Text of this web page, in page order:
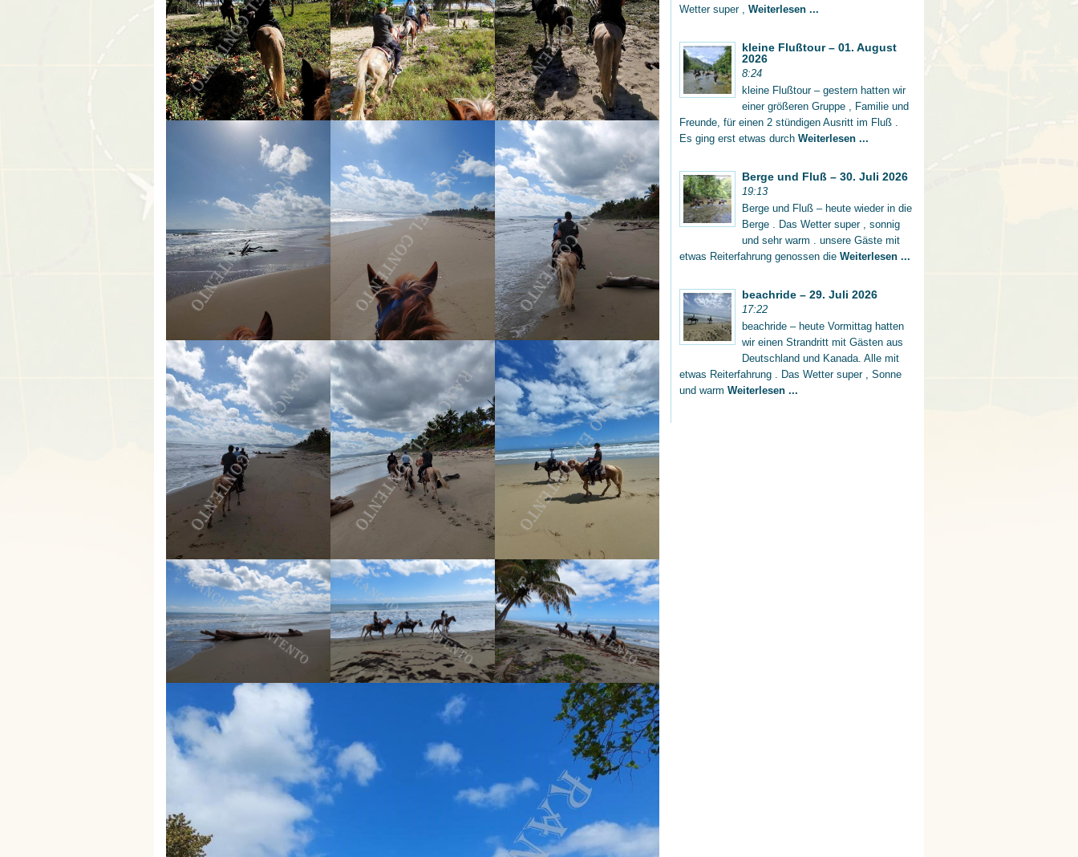
Wetter super , Weiterlesen ...
kleine Flußtour – 01. August
2026
8:24
kleine Flußtour – gestern hatten wir
einer größeren Gruppe , Familie und
Freunde, für einen 2 stündigen Ausritt im Fluß .
Es ging erst etwas durch Weiterlesen ...
Berge und Fluß – 30. Juli 2026
19:13
Berge und Fluß – heute wieder in die
Berge . Das Wetter super , sonnig
und sehr warm . unsere Gäste mit
etwas Reiterfahrung genossen die Weiterlesen ...
beachride – 29. Juli 2026
17:22
beachride – heute Vormittag hatten
wir einen Strandritt mit Gästen aus
Deutschland und Kanada. Alle mit
etwas Reiterfahrung . Das Wetter super , Sonne
und warm Weiterlesen ...